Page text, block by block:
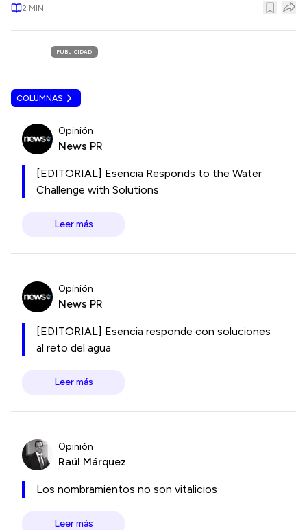
2 MIN
PUBLICIDAD
COLUMNAS
Opinión
News PR
[EDITORIAL] Esencia Responds to the Water
Challenge with Solutions
Leer más
Opinión
News PR
[EDITORIAL] Esencia responde con soluciones
al reto del agua
Leer más
Opinión
Raúl Márquez
Los nombramientos no son vitalicios
Leer más